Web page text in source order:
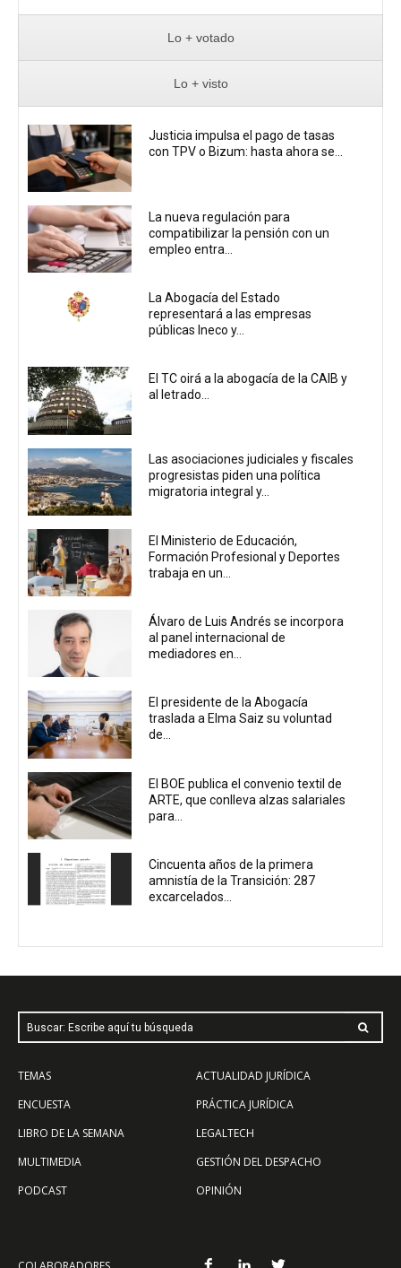
Lo + votado
Lo + visto
Justicia impulsa el pago de tasas
con TPV o Bizum: hasta ahora se...
La nueva regulación para
compatibilizar la pensión con un
empleo entra...
La Abogacía del Estado
representará a las empresas
públicas Ineco y...
El TC oirá a la abogacía de la CAIB y
al letrado...
Las asociaciones judiciales y fiscales
progresistas piden una política
migratoria integral y...
El Ministerio de Educación,
Formación Profesional y Deportes
trabaja en un...
Álvaro de Luis Andrés se incorpora
al panel internacional de
mediadores en...
El presidente de la Abogacía
traslada a Elma Saiz su voluntad
de...
El BOE publica el convenio textil de
ARTE, que conlleva alzas salariales
para...
Cincuenta años de la primera
amnistía de la Transición: 287
excarcelados...
Buscar: Escribe aquí tu búsqueda
TEMAS
ENCUESTA
LIBRO DE LA SEMANA
MULTIMEDIA
PODCAST
ACTUALIDAD JURÍDICA
PRÁCTICA JURÍDICA
LEGALTECH
GESTIÓN DEL DESPACHO
OPINIÓN